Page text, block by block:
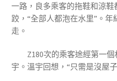
一路，良多乘客的拖鞋和涼
跤，“全部人都泡在水里”。
走。
Z180次的乘客途經第一
宇。溫宇回想，“只需是沒屋